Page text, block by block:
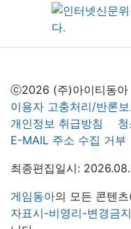
ⓒ2026 (주)아이티동아
이용자 고충처리/반론보
개인정보 취급방침
E-MAIL 주소 수집 거부
최종편집일시:
게임동아의 모든 콘텐
자표시-비영리-변경금